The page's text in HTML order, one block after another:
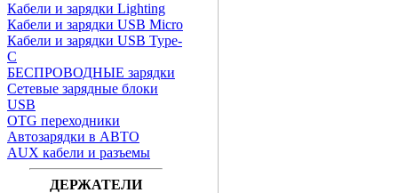
Кабели и зарядки Lighting
Кабели и зарядки USB Micro
Кабели и зарядки USB Type-
C
БЕСПРОВОДНЫЕ зарядки
Сетевые зарядные блоки
USB
OTG переходники
Автозарядки в АВТО
AUX кабели и разъемы
ДЕРЖАТЕЛИ